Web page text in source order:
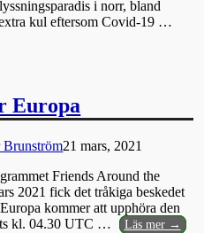
i norr, bland
kul eftersom Covid-19 …
Europa
Brunström21 mars, 2021
Friends Around the
2021 fick det tråkiga beskedet
kommer att upphöra den
kl. 04.30 UTC … Läs mer →